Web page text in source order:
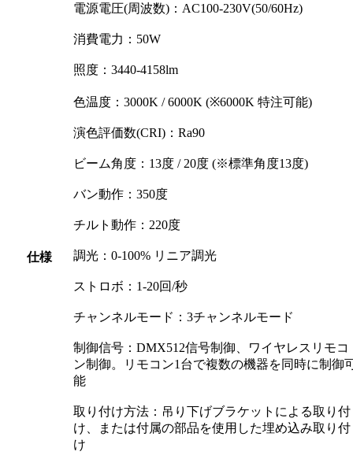
仕様
電源電圧(周波数)：AC100-230V(50/60Hz)
消費電力：50W
照度：3440-4158lm
色温度：3000K / 6000K (※6000K 特注可能)
演色評価数(CRI)：Ra90
ビーム角度：13度 / 20度 (※標準角度13度)
バン動作：350度
チルト動作：220度
調光：0-100% リニア調光
ストロボ：1-20回/秒
チャンネルモード：3チャンネルモード
制御信号：DMX512信号制御、ワイヤレスリモコ
ン制御。リモコン1台で複数の機器を同時に制御
能
取り付け方法：吊り下げブラケットによる取り付
け、または付属の部品を使用した埋め込み取り付
け